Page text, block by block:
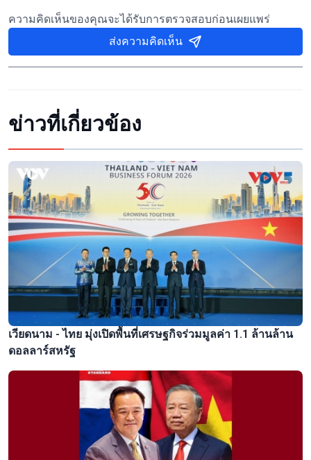
ความคิดเห็นของคุณจะได้รับการตรวจสอบก่อนเผยแพร่
ส่งความคิดเห็น
ข่าวที่เกี่ยวข้อง
เวียดนาม - ไทย มุ่งเปิดพื้นที่เศรษฐกิจร่วมมูลค่า 1.1 ล้านล้าน
ดอลลาร์สหรัฐ